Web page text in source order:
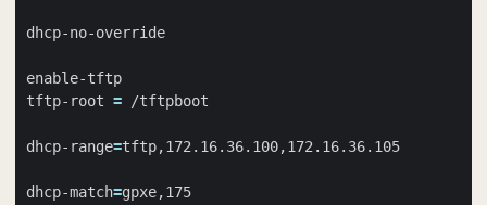
tftp-root =
dhcp-range=
dhcp-match=